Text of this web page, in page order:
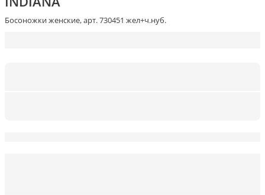
Босоножки женские, арт. 730451 жел+ч.нуб.